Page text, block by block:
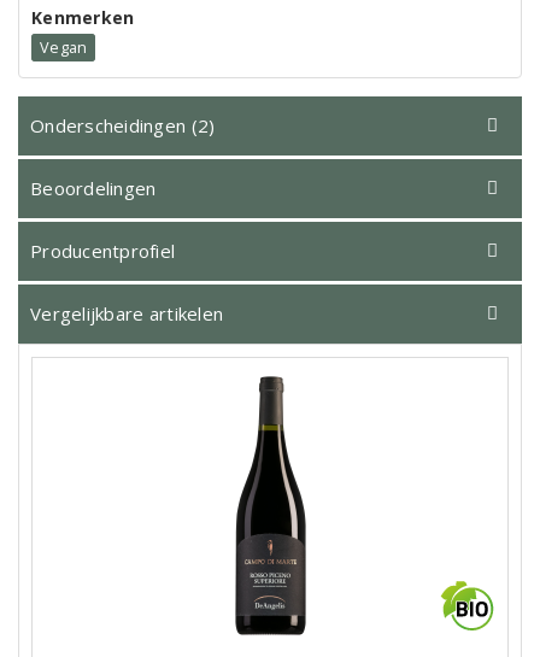
Kenmerken
Vegan
Onderscheidingen (2)
Beoordelingen
Producentprofiel
Vergelijkbare artikelen